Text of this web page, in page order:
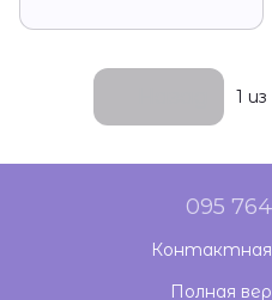
1 из
095
Полная